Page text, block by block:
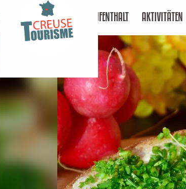
AUFENTHALT AKTIVITÄTEN